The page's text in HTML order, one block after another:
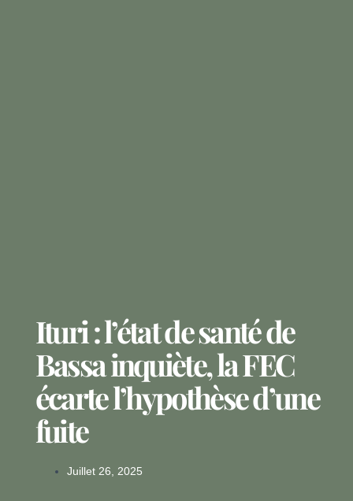
Ituri : l’état de santé de
Bassa inquiète, la FEC
écarte l’hypothèse d’une
fuite
Juillet 26, 2025